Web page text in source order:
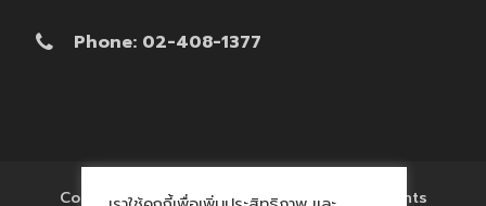
Phone: 02-408-1377
Copyright © 2017 'โรงงานของพรีเมี่ยม' All Rights